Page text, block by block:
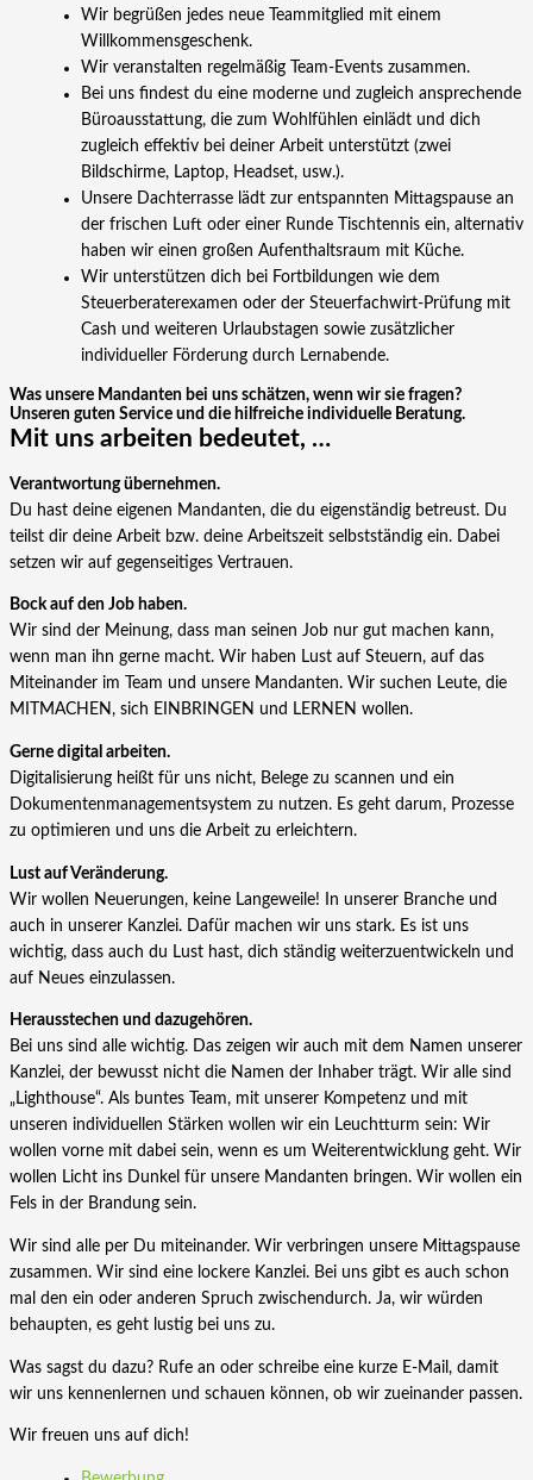
Wir begrüßen jedes neue Teammitglied mit einem
Willkommensgeschenk.
Wir veranstalten regelmäßig Team-Events zusammen.
Bei uns findest du eine moderne und zugleich ansprechende
Büroausstattung, die zum Wohlfühlen einlädt und dich
zugleich effektiv bei deiner Arbeit unterstützt (zwei
Bildschirme, Laptop, Headset, usw.).
Unsere Dachterrasse lädt zur entspannten Mittagspause an
der frischen Luft oder einer Runde Tischtennis ein, alternativ
haben wir einen großen Aufenthaltsraum mit Küche.
Wir unterstützen dich bei Fortbildungen wie dem
Steuerberaterexamen oder der Steuerfachwirt-Prüfung mit
Cash und weiteren Urlaubstagen sowie zusätzlicher
individueller Förderung durch Lernabende.
Was unsere Mandanten bei uns schätzen, wenn wir sie fragen?
Unseren guten Service und die hilfreiche individuelle Beratung.
Mit uns arbeiten bedeutet, …
Verantwortung übernehmen.
Du hast deine eigenen Mandanten, die du eigenständig betreust. Du
teilst dir deine Arbeit bzw. deine Arbeitszeit selbstständig ein. Dabei
setzen wir auf gegenseitiges Vertrauen.
Bock auf den Job haben.
Wir sind der Meinung, dass man seinen Job nur gut machen kann,
wenn man ihn gerne macht. Wir haben Lust auf Steuern, auf das
Miteinander im Team und unsere Mandanten. Wir suchen Leute, die
MITMACHEN, sich EINBRINGEN und LERNEN wollen.
Gerne digital arbeiten.
Digitalisierung heißt für uns nicht, Belege zu scannen und ein
Dokumentenmanagementsystem zu nutzen. Es geht darum, Prozesse
zu optimieren und uns die Arbeit zu erleichtern.
Lust auf Veränderung.
Wir wollen Neuerungen, keine Langeweile! In unserer Branche und
auch in unserer Kanzlei. Dafür machen wir uns stark. Es ist uns
wichtig, dass auch du Lust hast, dich ständig weiterzuentwickeln und
auf Neues einzulassen.
Herausstechen und dazugehören.
Bei uns sind alle wichtig. Das zeigen wir auch mit dem Namen unserer
Kanzlei, der bewusst nicht die Namen der Inhaber trägt. Wir alle sind
„Lighthouse“. Als buntes Team, mit unserer Kompetenz und mit
unseren individuellen Stärken wollen wir ein Leuchtturm sein: Wir
wollen vorne mit dabei sein, wenn es um Weiterentwicklung geht. Wir
wollen Licht ins Dunkel für unsere Mandanten bringen. Wir wollen ein
Fels in der Brandung sein.
Wir sind alle per Du miteinander. Wir verbringen unsere Mittagspause
zusammen. Wir sind eine lockere Kanzlei. Bei uns gibt es auch schon
mal den ein oder anderen Spruch zwischendurch. Ja, wir würden
behaupten, es geht lustig bei uns zu.
Was sagst du dazu? Rufe an oder schreibe eine kurze E-Mail, damit
wir uns kennenlernen und schauen können, ob wir zueinander passen.
Wir freuen uns auf dich!